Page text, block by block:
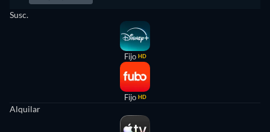
Susc.
Fijo HD
Fijo HD
Alquilar